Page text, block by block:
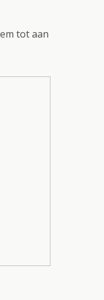
tot aan